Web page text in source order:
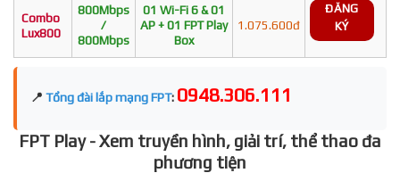
Combo
Lux800
800Mbps
/
800Mbps
01 Wi-Fi 6 & 01
AP + 01 FPT Play
Box
1.075.600đ
ĐĂNG
KÝ
📍 Tổng đài lắp mạng FPT: 0948.306.111
FPT Play - Xem truyền hình, giải trí, thể thao đa
phương tiện